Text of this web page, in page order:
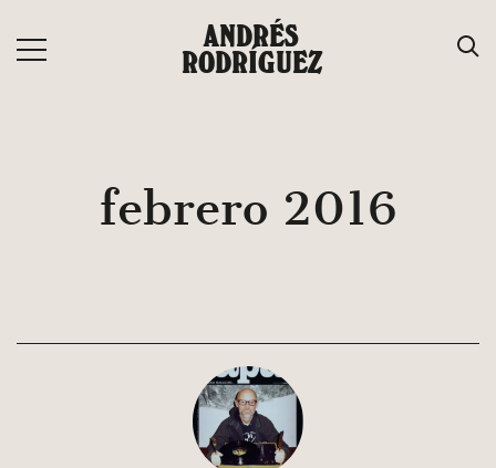
contenido
ANDRÉS
RODRÍGUEZ
febrero 2016